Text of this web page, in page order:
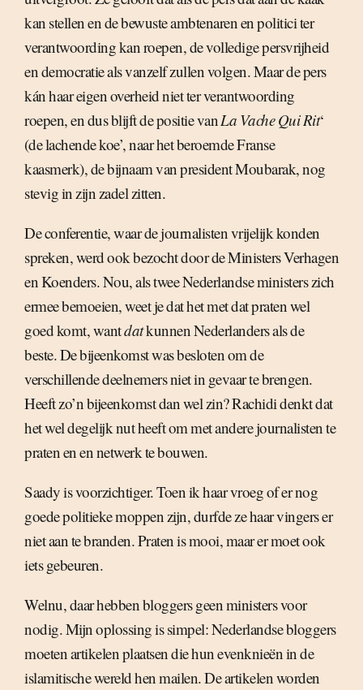
kan stellen en de bewuste ambtenaren en politici ter
verantwoording kan roepen, de volledige persvrijheid
en democratie als vanzelf zullen volgen. Maar de pers
kán haar eigen overheid niet ter verantwoording
roepen, en dus blijft de positie van  La Vache Qui Rit‘
(de lachende koe’, naar het beroemde Franse
kaasmerk), de bijnaam van president Moubarak, nog
stevig in zijn zadel zitten.
De conferentie, waar de journalisten vrijelijk konden
spreken, werd ook bezocht door de Ministers Verhagen
en Koenders. Nou, als twee Nederlandse ministers zich
ermee bemoeien, weet je dat het met dat praten wel
goed komt, wantdatkunnen Nederlanders als de
beste. De bijeenkomst was besloten om de
verschillende deelnemers niet in gevaar te brengen.
Heeft zo’n bijeenkomst dan wel zin? Rachidi denkt dat
het wel degelijk nut heeft om met andere journalisten te
praten en en netwerk te bouwen.
Saady is voorzichtiger. Toen ik haar vroeg of er nog
goede politieke moppen zijn, durfde ze haar vingers er
niet aan te branden. Praten is mooi, maar er moet ook
iets gebeuren.
Welnu, daar hebben bloggers geen ministers voor
nodig. Mijn oplossing is simpel: Nederlandse bloggers
moeten artikelen plaatsen die hun evenknieën in de
islamitische wereld hen mailen. De artikelen worden